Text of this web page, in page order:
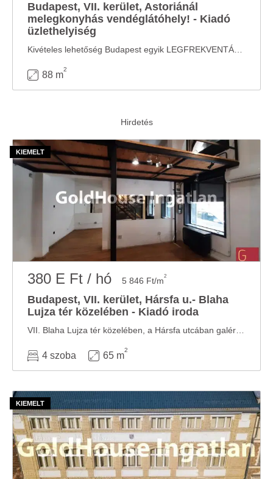
Budapest, VII. kerület, Astoriánál
melegkonyhás vendéglátóhely! - Kiadó
üzlethelyiség
88 m
2
380 E Ft / hó 5 846 Ft/m2
Budapest, VII. kerület, Hársfa u.- Blaha
Lujza tér közelében - Kiadó iroda
4 szoba 65 m
2